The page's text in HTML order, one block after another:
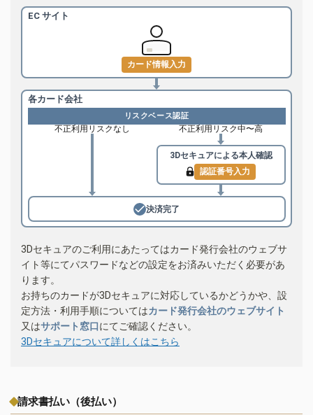
EC サイト
カード情報入力
各カード会社
リスクベース認証
不正利用リスクなし 不正利用リスク中〜高
3Dセキュアによる本人確認
認証番号入力
決済完了
3Dセキュアのご利用にあたってはカード発行会社のウェブサ
イト等にてパスワードなどの設定をお済みいただく必要があ
ります。
お持ちのカードが3Dセキュアに対応しているかどうかや、設
定方法・利用手順についてはカード発行会社のウェブサイト
又はサポート窓口にてご確認ください。
3Dセキュアについて詳しくはこちら
請求書払い（後払い）